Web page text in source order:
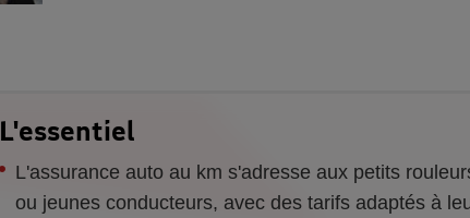
L'essentiel
L'assurance auto au km s'adresse aux petits
ou jeunes conducteurs, avec des tarifs adaptés à